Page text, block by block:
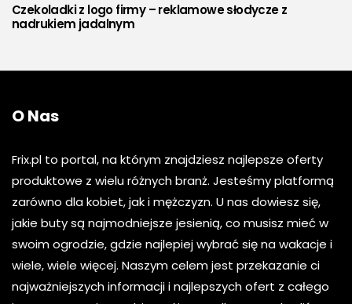
Czekoladki z logo firmy – reklamowe słodycze z
nadrukiem jadalnym
O Nas
Frix.pl to portal, na którym znajdziesz najlepsze oferty
produktowe z wielu różnych branż. Jesteśmy platformą
zarówno dla kobiet, jak i mężczyzn. U nas dowiesz się,
jakie buty są najmodniejsze jesienią, co musisz mieć w
swoim ogrodzie, gdzie najlepiej wybrać się na wakacje i
wiele, wiele więcej. Naszym celem jest przekazanie ci
najważniejszych informacji i najlepszych ofert z całego